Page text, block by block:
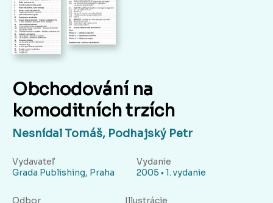
Obchodování na
komoditních trzích
Nesnídal Tomáš, Podhajský Petr
Vydavateľ
Grada Publishing, Praha
Vydanie
2005 • 1. vydanie
Odbor
Illustrácie